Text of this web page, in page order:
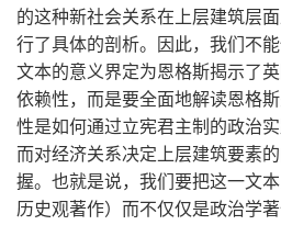
的这种新社会关系在上层建筑层
行了具体的剖析。因此，我们不
文本的意义界定为恩格斯揭示了
依赖性，而是要全面地解读恩格
性是如何通过立宪君主制的政治
而对经济关系决定上层建筑要素
握。也就是说，我们要把这一文
历史观著作）而不仅仅是政治学